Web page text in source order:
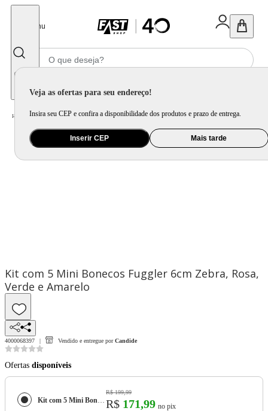
Menu
Veja as ofertas para seu endereço!
Insira seu CEP e confira a disponibilidade dos produtos e prazo de entrega.
Inserir CEP Mais tarde
Home Brinquedo e Colecionável / Para Colecionar
Kit com 5 Mini Bonecos Fuggler 6cm Zebra, Rosa,
Verde e Amarelo
4000068397 Vendido e entregue por Candide
Ofertas disponíveis
Kit com 5 Mini Bonecos Fuggler 6cm Zebra, Rosa, Verde e Amarelo
R$ 199,99
R$ 171,99 no pix